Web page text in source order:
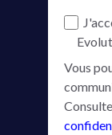
Vous